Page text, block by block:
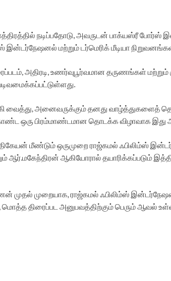
நடிப்பதோடு, அவருடன் பாக்யஸ்ரீ போர்ஸ்
மற்றும் டர்மெரிக் மீடியா
அதிரடி, உணர்வுபூர்வமான தருணங்கள்
அனைவருக்கும் தனது வாழ்த்துகளைத்
ஒரு பிரம்மாண்டமான தொடக்க விழாவாக இது
மீண்டும் ஒருமுறை ராஜ்கமல் ஃபிலிம்ஸ்
ஆகியோரால் தயாரிக்கப்படும்
முதல் முறையாக, ராஜ்கமல் ஃபிலிம்ஸ்
திரைப்பட அனுபவத்திற்கும் பெரும் ஆவல்